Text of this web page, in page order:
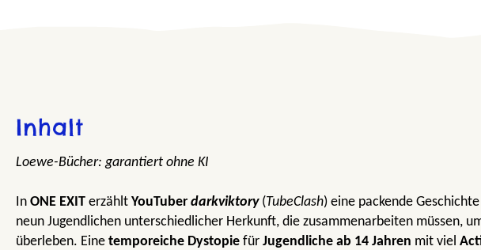
Inhalt
Loewe-Bücher: garantiert ohne KI
In ONE EXIT erzählt YouTuber darkviktory (TubeClash) eine packende
neun Jugendlichen unterschiedlicher Herkunft, die zusammenarbeiten müssen,
überleben. Eine temporeiche Dystopie für Jugendliche ab 14 Jahren mit viel